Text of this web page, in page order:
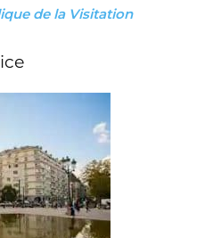
de la Visitation